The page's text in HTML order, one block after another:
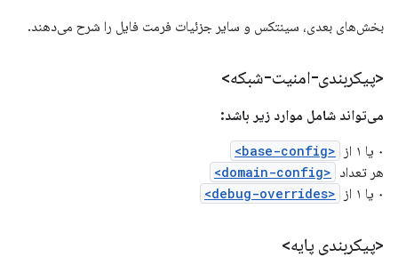
بخش‌های بعدی، سینتکس و سایر جزئیات فرمت فایل را شرح می‌دهند.
<پیکربندی-امنیت-شبکه>
می‌تواند شامل موارد زیر باشد:
۰ یا ۱ از
<base-config>
هر تعداد <domain-config>
۰ یا ۱ از <debug-overrides>
<پیکربندی پایه>